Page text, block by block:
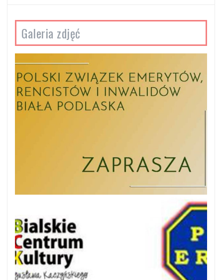
Galeria zdjęć